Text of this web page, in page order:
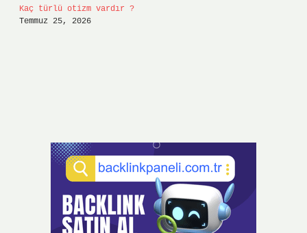
Kaç türlü otizm vardır ?
Temmuz 25, 2026